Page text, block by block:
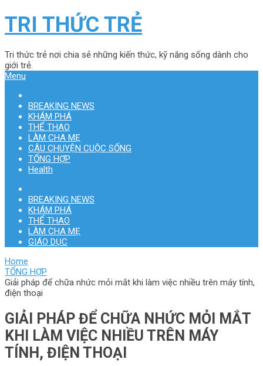
TRI THỨC TRẺ
Tri thức trẻ nơi chia sẻ những kiến thức, kỹ năng sống dành cho
giới trẻ.
Menu
BREAKING NEWS
KHÁM PHÁ
THỂ THAO
LÀM CHA MẸ
CÂU CHUYỆN CUỘC SỐNG
TỔNG HỢP
Health
BREAKING NEWS
KHÁM PHÁ
THỂ THAO
LÀM CHA MẸ
GIÁO DỤC
Home
TỔNG HỢP
Giải pháp để chữa nhức mỏi mắt khi làm việc nhiều trên máy tính,
điện thoại
GIẢI PHÁP ĐỂ CHỮA NHỨC MỎI MẮT
KHI LÀM VIỆC NHIỀU TRÊN MÁY
TÍNH, ĐIỆN THOẠI